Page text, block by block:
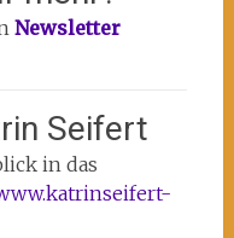
Newsletter
Seifert
in das